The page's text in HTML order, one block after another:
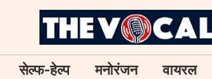
सेल्फ-हेल्प मनोरंजन वायरल